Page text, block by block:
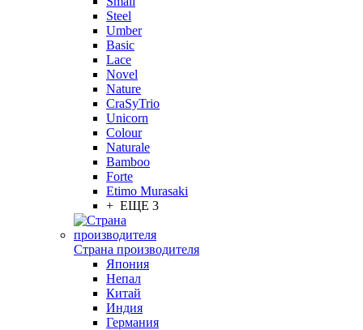
Steel
Umber
Basic
Lace
Novel
Nature
CraSyTrio
Unicorn
Colour
Naturale
Bamboo
Forte
Etimo Murasaki
+ ЕЩЕ 3
Страна производителя
Япония
Непал
Китай
Индия
Германия